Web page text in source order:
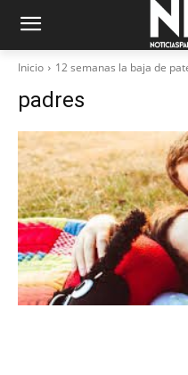
Inicio 12 semanas la baja de
padres